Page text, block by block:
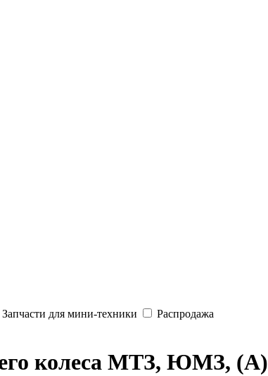
Запчасти для мини-техники Распродажа
колеса МТЗ, ЮМЗ, (А)